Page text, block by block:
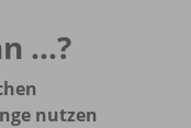
...?
nutzen